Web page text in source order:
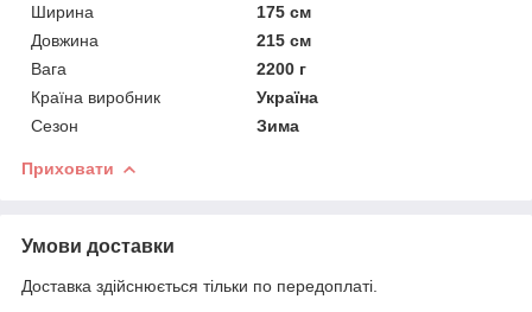
Ширина
175 см
Довжина
215 см
Вага
2200 г
Країна виробник
Україна
Сезон
Зима
Приховати
Умови доставки
Доставка здійснюється тільки по передоплаті.